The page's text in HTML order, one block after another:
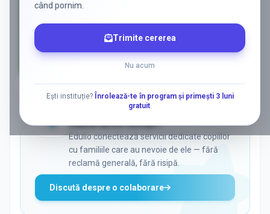
când pornim.
Trimite cererea
Nu acum
Ești instituție?
Înrolează-te în program și primești 3 luni
gratuit.
Vrei să ajungi la părinții care
caută activ soluții?
Edulio conectează servicii dedicate copiilor
cu familiile care au nevoie de ele — fără
reclamă generală, fără risipă.
Discută despre o colaborare